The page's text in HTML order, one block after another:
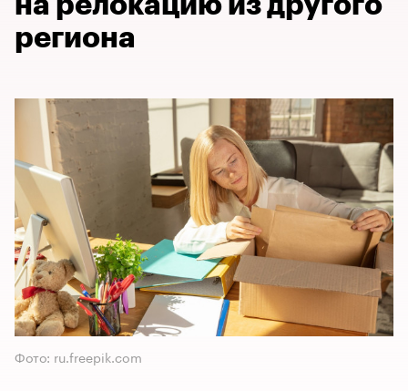
региона
Фото: ru.freepik.com